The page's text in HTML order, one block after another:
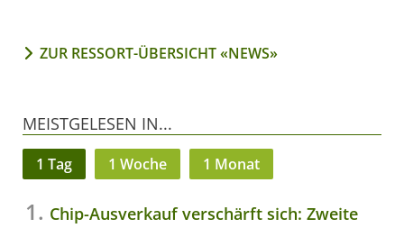
ZUR RESSORT-ÜBERSICHT «NEWS»
MEISTGELESEN IN...
1 Tag 1 Woche 1 Monat
Chip-Ausverkauf verschärft sich: Zweite